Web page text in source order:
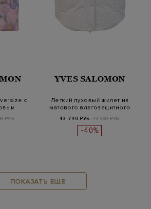
с
РУБ.
YVES SALOMON
Легкий пуховый жилет из
матового влагозащитного
нейлон…
43 740 РУБ. 72 900 РУБ.
-40%
ПОКАЗАТЬ ЕЩЕ